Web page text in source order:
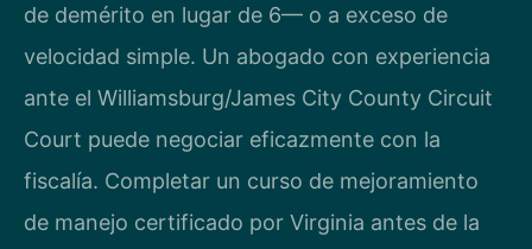
de demérito en lugar de 6— o a exceso de
velocidad simple. Un abogado con experiencia
ante el Williamsburg/James City County Circuit
Court puede negociar eficazmente con la
fiscalía. Completar un curso de mejoramiento
de manejo certificado por Virginia antes de la